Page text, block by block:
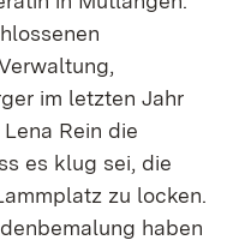
im letzten Jahr
Rein die
es klug sei, die
zu locken.
haben